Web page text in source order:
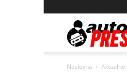
Naslovna Aktualno